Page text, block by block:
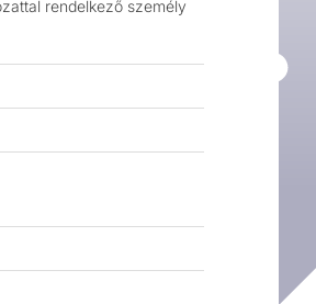
rendelkező személy